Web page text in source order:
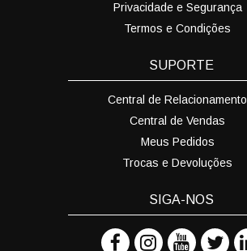
Privacidade e Segurança
Termos e Condições
SUPORTE
Central de Relacionamento
Central de Vendas
Meus Pedidos
Trocas e Devoluções
SIGA-NOS